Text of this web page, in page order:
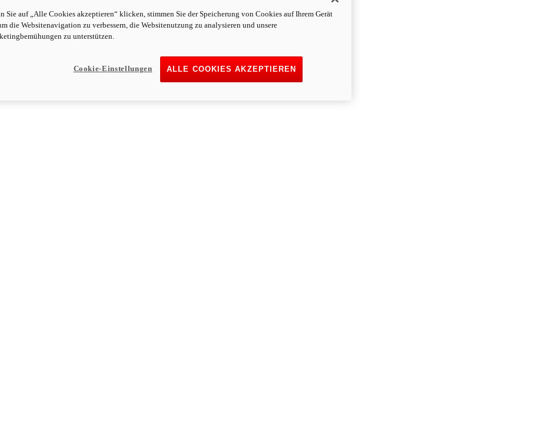
Sie auf „Alle Cookies akzeptieren“ klicken, stimmen Sie der Speicherung von Cookies auf Ihrem Gerät
die Websitenavigation zu verbessern, die Websitenutzung zu analysieren und unsere
zu unterstützen.
ALLE COOKIES AKZEPTIEREN
Cookie-Einstellungen